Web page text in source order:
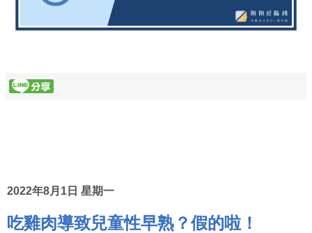
2022年8月1日 星期一
吃雞肉導致兒童性早熟？假的啦！